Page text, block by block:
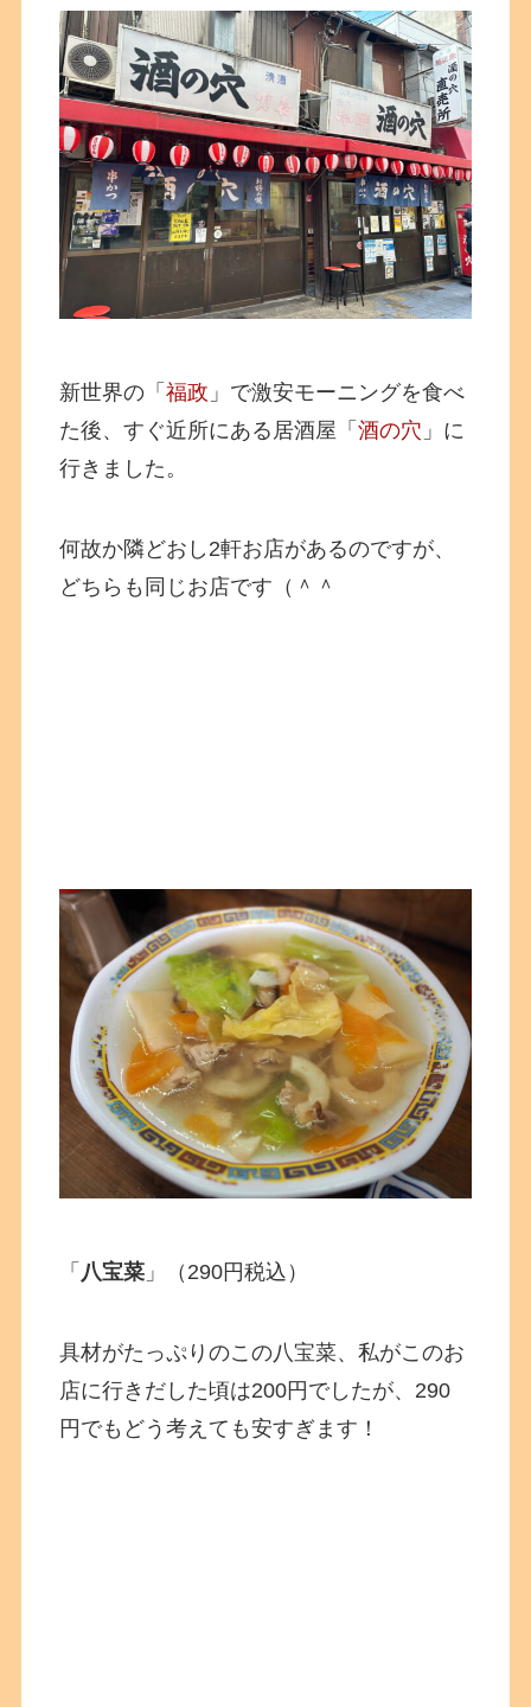
新世界の「福政 」で激安モーニングを食べ
た後、すぐ近所にある居酒屋「酒の穴 」に
行きました。
何故か隣どおし2軒お店があるのですが、
どちらも同じお店です（＾＾
「 八宝菜 」（290円税込）
具材がたっぷりのこの八宝菜、私がこのお
店に行きだした頃は200円でしたが、290
円でもどう考えても安すぎます！